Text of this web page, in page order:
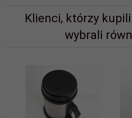
Klienci, którzy
wybrali